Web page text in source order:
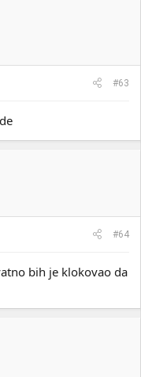
#63
#64
bih je klokovao da